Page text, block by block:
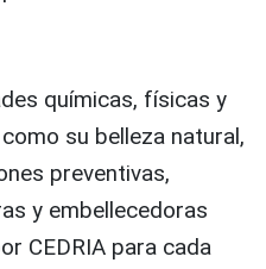
químicas, físicas y
su belleza natural,
preventivas,
y embellecedoras
CEDRIA para cada